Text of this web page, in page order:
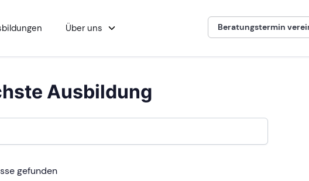
Über uns Beratungstermin
Ausbildung
gefunden